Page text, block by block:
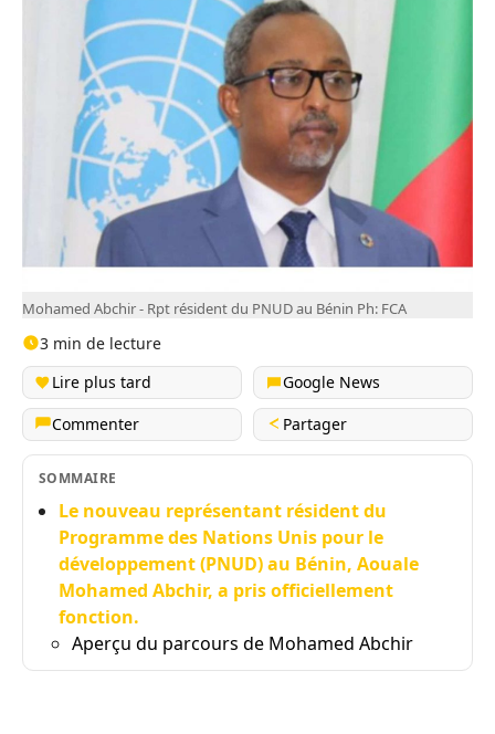
Mohamed Abchir - Rpt résident du PNUD au Bénin Ph: FCA
3 min de lecture
Lire plus tard
Google News
Commenter
Partager
SOMMAIRE
Le nouveau représentant résident du
Programme des Nations Unis pour le
développement (PNUD) au Bénin, Aouale
Mohamed Abchir, a pris officiellement
fonction.
Aperçu du parcours de Mohamed Abchir